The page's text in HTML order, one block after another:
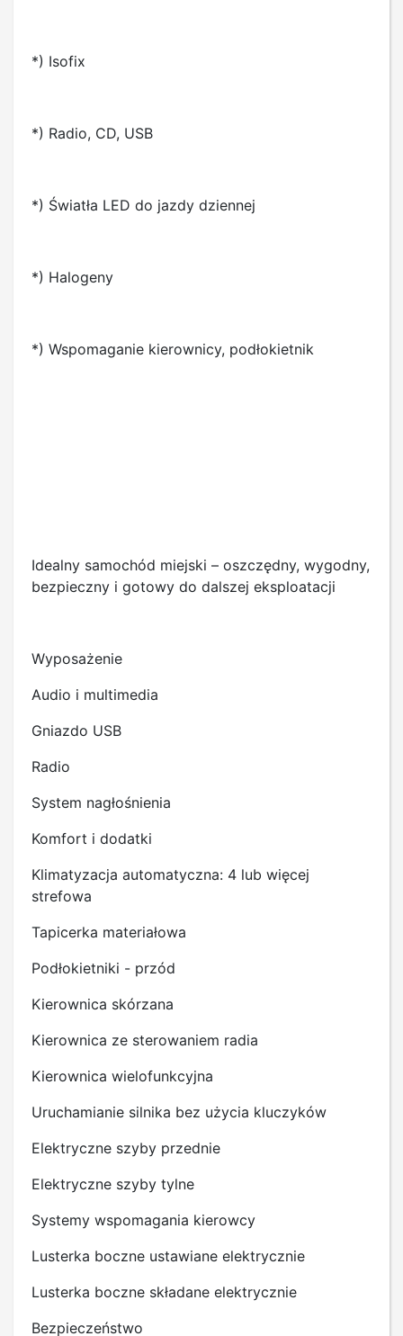
*) Isofix
*) Radio, CD, USB
*) Światła LED do jazdy dziennej
*) Halogeny
*) Wspomaganie kierownicy, podłokietnik
Idealny samochód miejski – oszczędny, wygodny,
bezpieczny i gotowy do dalszej eksploatacji
Wyposażenie
Audio i multimedia
Gniazdo USB
Radio
System nagłośnienia
Komfort i dodatki
Klimatyzacja automatyczna: 4 lub więcej
strefowa
Tapicerka materiałowa
Podłokietniki - przód
Kierownica skórzana
Kierownica ze sterowaniem radia
Kierownica wielofunkcyjna
Uruchamianie silnika bez użycia kluczyków
Elektryczne szyby przednie
Elektryczne szyby tylne
Systemy wspomagania kierowcy
Lusterka boczne ustawiane elektrycznie
Lusterka boczne składane elektrycznie
Bezpieczeństwo